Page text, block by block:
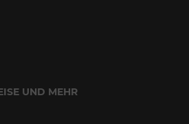
UND MEHR